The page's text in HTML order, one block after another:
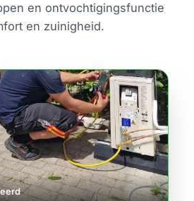
en ontvochtigingsfunctie
en zuinigheid.